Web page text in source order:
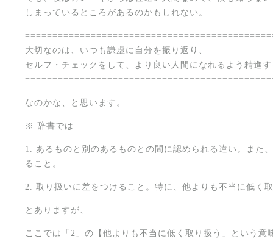
しまっているところがあるのかもしれない。
大切なのは、いつも謙虚に自分を振り返り、
セルフ・チェックをして、より良い人間になれるよう精進
なのかな、と思います。
※ 辞書では
1. あるものと別のあるものとの間に認められる違い。また
ること。
2. 取り扱いに差をつけること。特に、他よりも不当に低く
とありますが、
ここでは「2」の【他よりも不当に低く取り扱う」という意